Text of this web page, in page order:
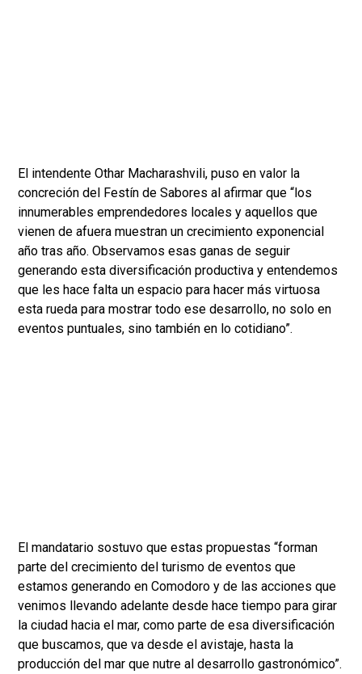
El intendente Othar Macharashvili, puso en valor la
concreción del Festín de Sabores al afirmar que “los
innumerables emprendedores locales y aquellos que
vienen de afuera muestran un crecimiento exponencial
año tras año. Observamos esas ganas de seguir
generando esta diversificación productiva y entendemos
que les hace falta un espacio para hacer más virtuosa
esta rueda para mostrar todo ese desarrollo, no solo en
eventos puntuales, sino también en lo cotidiano”.
El mandatario sostuvo que estas propuestas “forman
parte del crecimiento del turismo de eventos que
estamos generando en Comodoro y de las acciones que
venimos llevando adelante desde hace tiempo para girar
la ciudad hacia el mar, como parte de esa diversificación
que buscamos, que va desde el avistaje, hasta la
producción del mar que nutre al desarrollo gastronómico”.